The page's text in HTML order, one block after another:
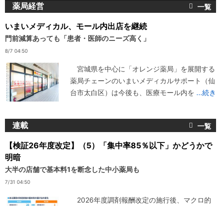
薬局経営
いまいメディカル、モール内出店を継続
門前減算あっても「患者・医師のニーズ高く」
8/7 04:50
宮城県を中心に「オレンジ薬局」を展開する
薬局チェーンのいまいメディカルサポート（仙
台市太白区）は今後も、医療モール内を ...続き
連載
【検証26年度改定】（5）「集中率85％以下」かどうかで
明暗
大半の店舗で基本料1を断念した中小薬局も
7/31 04:50
2026年度調剤報酬改定の施行後、マクロ的